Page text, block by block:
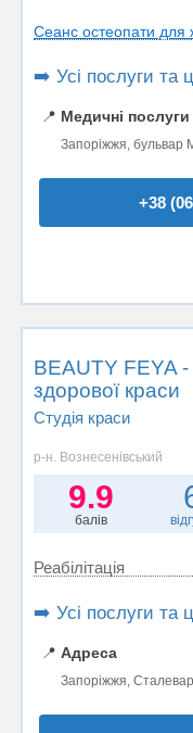
Сеанс остеопати
➡️ Усі послуги та
📍 Медичні
Запоріжжя, бульвар
+38
BEAUTY FEYA -
здорової краси
Студія краси
р-н. Вознесенівський
9.9
балів
Реабілітація
➡️ Усі послуги та
📍 Адреса
Запоріжжя,